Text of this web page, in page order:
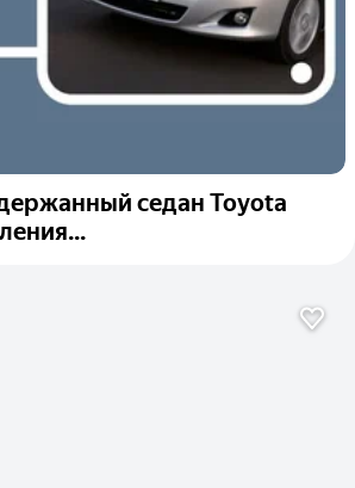
седан Toyota